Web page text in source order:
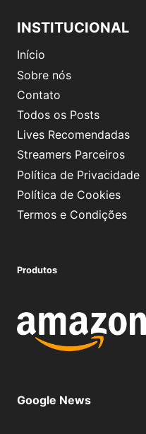
INSTITUCIONAL
Início
Sobre nós
Contato
Todos os Posts
Lives Recomendadas
Streamers Parceiros
Política de Privacidade
Política de Cookies
Termos e Condições
Produtos
Google News